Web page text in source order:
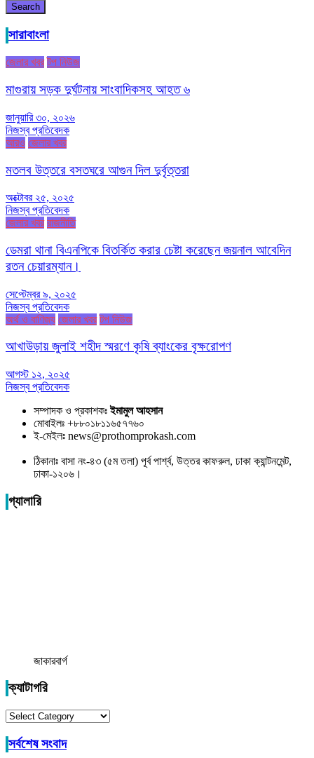
Search
সারাবাংলা
জেলার খবর টপ নিউজ
মাগুরায় সড়ক দুর্ঘটনায় সাংবাদিকসহ আহত ৬
জানুয়ারি ৩০, ২০২৬
নিজস্ব প্রতিবেদক
আরও জেলার খবর
মতলব উত্তরে বসতঘরে আগুন দিল দুর্বৃত্তরা
অক্টোবর ২৫, ২০২৫
নিজস্ব প্রতিবেদক
জেলার খবর রাজনীতি
ডেমরা থানা বিএনপিকে বিতর্কিত করার চেষ্টা করেছেন জয়নাল আবেদিন
রতন চেয়ারম্যান।
সেপ্টেম্বর ৯, ২০২৫
নিজস্ব প্রতিবেদক
অর্থ ও বাণিজ্য জেলার খবর টপ নিউজ
আখাউড়ায় জুলাই শহীদ স্মরণে কৃষি ব্যাংকের বৃক্ষরোপণ
আগস্ট ১২, ২০২৫
নিজস্ব প্রতিবেদক
সম্পাদক ও প্রকাশকঃইমামুল আহসান
মোবাইলঃ +৮৮০১৮১১৬৫৭৭৬০
ই-মেইলঃ news@prothomprokash.com
ঠিকানাঃ বাসা নং-৪৩ (৫ম তলা) পূর্ব পার্শ্ব, উত্তর কাফরুল, ঢাকা ক্যান্টনমেন্ট,
ঢাকা-১২০৬।
গ্যালারি
জাকারবার্গ
ক্যাটাগরি
ক্যাটাগরি
সর্বশেষ সংবাদ